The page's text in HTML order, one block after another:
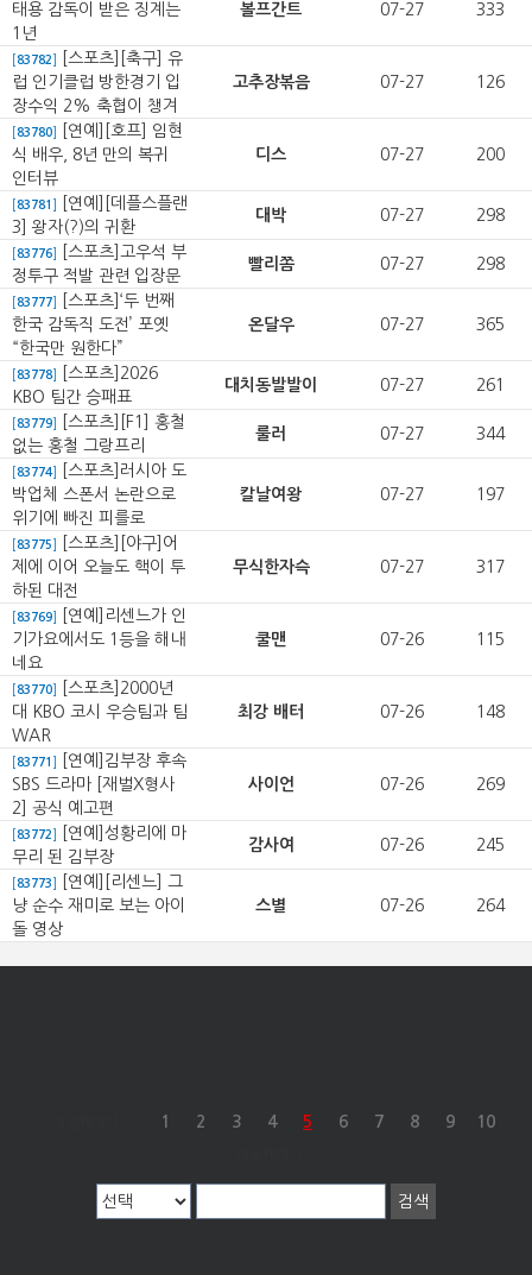
태용 감독이 받은 징계는
1년
볼프간트 07-27 333
83782
[스포츠][축구] 유
럽 인기클럽 방한경기 입
장수익 2% 축협이 챙겨
고추장볶음 07-27 126
83780
[연예][호프] 임현
식 배우, 8년 만의 복귀
인터뷰
디스 07-27 200
83781
[연예][데플스플랜
3] 왕자(?)의 귀환
대박 07-27 298
83776
[스포츠]고우석 부
정투구 적발 관련 입장문
빨리쫌 07-27 298
83777
[스포츠]‘두 번째
한국 감독직 도전’ 포옛
“한국만 원한다”
온달우 07-27 365
83778]
[스포츠]2026
KBO 팀간 승패표
대치동발발이 07-27 261
83779
[스포츠][F1] 홍철
없는 홍철 그랑프리
룰러 07-27 344
83774]
[스포츠]러시아 도
박업체 스폰서 논란으로
위기에 빠진 피를로
칼날여왕 07-27 197
83775
[스포츠][야구]어
제에 이어 오늘도 핵이 투
하된 대전
무식한자슥 07-27 317
83769
[연예]리센느가 인
기가요에서도 1등을 해내
네요
쿨맨 07-26 115
83770
[스포츠]2000년
대 KBO 코시 우승팀과 팀
WAR
최강 배터 07-26 148
83771
[연예]김부장 후속
SBS 드라마 [재벌X형사
2] 공식 예고편
사이언 07-26 269
83772
[연예]성황리에 마
무리 된 김부장
감사여 07-26 245
83773
[연예][리센느] 그
냥 순수 재미로 보는 아이
돌 영상
스별 07-26 264
1 2 3 4 5 6 7 8 9 10